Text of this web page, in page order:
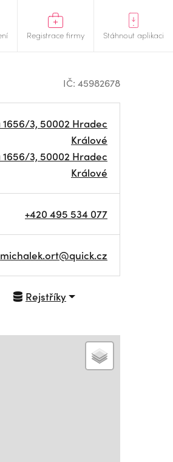
Registrace firmy Stáhnout aplikaci
IČ: 45982678
3, 50002 Hradec
Králové
3, 50002 Hradec
Králové
+420 495 534 077
michalek.ort@quick.cz
Rejstříky